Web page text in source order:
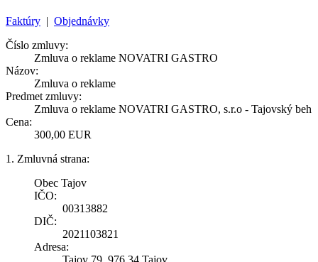
Faktúry | Objednávky
Číslo zmluvy:
Zmluva o reklame NOVATRI GASTRO
Názov:
Zmluva o reklame
Predmet zmluvy:
Zmluva o reklame NOVATRI GASTRO, s.r.o - Tajovský beh
Cena:
300,00 EUR
1. Zmluvná strana:
Obec Tajov
IČO:
00313882
DIČ:
2021103821
Adresa:
Tajov 79, 976 34 Tajov